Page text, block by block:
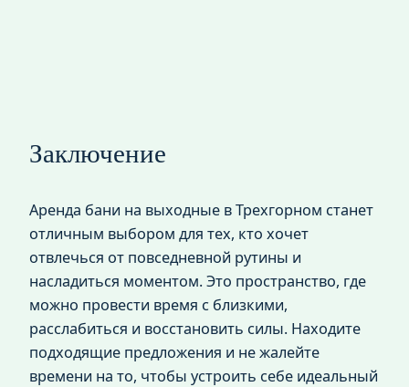
Заключение
Аренда бани на выходные в Трехгорном станет
отличным выбором для тех, кто хочет
отвлечься от повседневной рутины и
насладиться моментом. Это пространство, где
можно провести время с близкими,
расслабиться и восстановить силы. Находите
подходящие предложения и не жалейте
времени на то, чтобы устроить себе идеальный